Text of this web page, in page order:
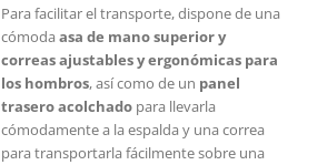
Para facilitar el transporte, dispone de una
cómodaasa de mano superior y
correas ajustables y ergonómicas para
los hombros, así como de un panel
trasero acolchado para llevarla
cómodamente a la espalda y una correa
para transportarla fácilmente sobre una